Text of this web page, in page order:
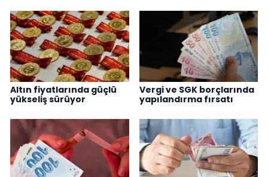
Altın fiyatlarında güçlü
yükseliş sürüyor
Vergi ve SGK borçlarında
yapılandırma fırsatı